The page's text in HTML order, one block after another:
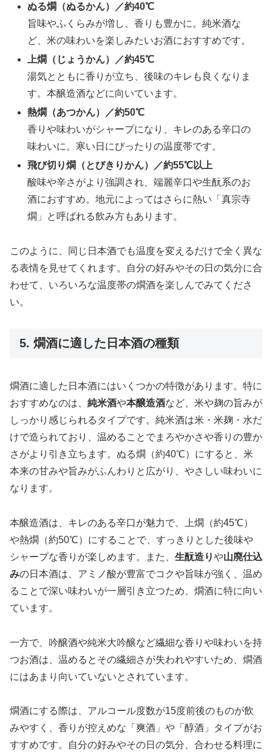
ぬる燗（ぬるかん）／約40℃
旨味やふくらみが増し、香りも豊かに。純米酒な
ど、米の味わいを楽しみたいお酒におすすめです。
上燗（じょうかん）／約45℃
湯気とともに香りが立ち、後味のキレも良くなりま
す。本醸造酒などに向いています。
熱燗（あつかん）／約50℃
香りや味わいがシャープになり、キレのある辛口の
味わいに。寒い日にぴったりの温度帯です。
飛び切り燗（とびきりかん）／約55℃以上
酸味や辛さがより強調され、端麗辛口や生酛系のお
酒におすすめ。地元によってはさらに熱い「真宗寺
燗」と呼ばれる飲み方もあります。
このように、同じ日本酒でも温度を変えるだけで全く異な
る表情を見せてくれます。自分の好みやその日の気分に合
わせて、いろいろな温度帯の燗酒を楽しんでみてくださ
い。
5. 燗酒に適した日本酒の種類
燗酒に適した日本酒にはいくつかの特徴があります。特に
おすすめなのは、 純米酒や本醸造酒など、米や麹の旨みが
しっかり感じられるタイプです。純米酒は米・米麹・水だ
けで造られており、温めることでまろやかさや香りの豊か
さがより引き立ちます。ぬる燗（約40℃）にすると、米
本来の甘みや旨みがふんわりと広がり、やさしい味わいに
なります。
本醸造酒は、キレのある辛口が魅力で、上燗（約45℃）
や熱燗（約50℃）にすることで、すっきりとした後味や
シャープな香りが楽しめます。また、 生酛造りや山廃仕込
みの日本酒は、アミノ酸が豊富でコクや旨味が強く、温め
ることで深い味わいが一層引き立つため、燗酒に特に向い
ています。
一方で、吟醸酒や純米大吟醸など繊細な香りや味わいを持
つお酒は、温めるとその繊細さが失われやすいため、燗酒
にはあまり向いていないとされています。
燗酒にする際は、アルコール度数が15度前後のものが飲
みやすく、香りが控えめな「爽酒」や「醇酒」タイプがお
すすめです。自分の好みやその日の気分、合わせる料理に